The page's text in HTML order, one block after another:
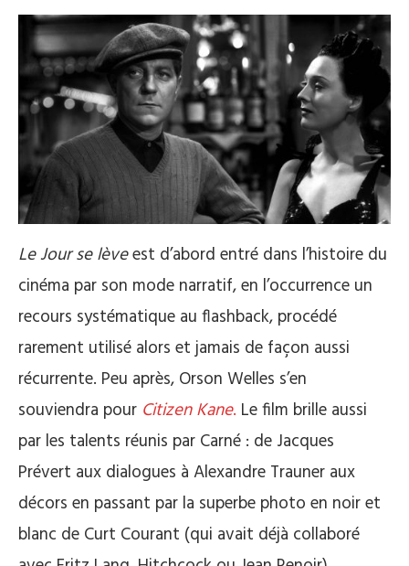
Le Jour se lèveest d’abord entré dans l’histoire du
cinéma par son mode narratif, en l’occurrence un
recours systématique au flashback, procédé
rarement utilisé alors et jamais de façon aussi
récurrente. Peu après, Orson Welles s’en
souviendra pour Citizen Kane. Le film brille aussi
par les talents réunis par Carné : de Jacques
Prévert aux dialogues à Alexandre Trauner aux
décors en passant par la superbe photo en noir et
blanc de Curt Courant (qui avait déjà collaboré